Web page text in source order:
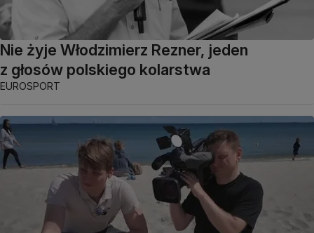
Nie żyje Włodzimierz Rezner, jeden
z głosów polskiego kolarstwa
EUROSPORT